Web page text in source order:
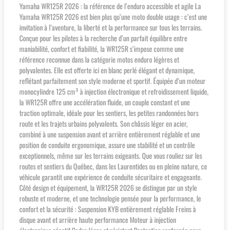
Yamaha WR125R 2026 : la référence de l’enduro accessible et agile La
Yamaha WR125R 2026 est bien plus qu’une moto double usage : c’est une
invitation à l’aventure, la liberté et la performance sur tous les terrains.
Conçue pour les pilotes à la recherche d’un parfait équilibre entre
maniabilité, confort et fiabilité, la WR125R s’impose comme une
référence reconnue dans la catégorie motos enduro légères et
polyvalentes. Elle est offerte ici en blanc perlé élégant et dynamique,
reflétant parfaitement son style moderne et sportif. Équipée d’un moteur
monocylindre 125 cm³ à injection électronique et refroidissement liquide,
la WR125R offre une accélération fluide, un couple constant et une
traction optimale, idéale pour les sentiers, les petites randonnées hors
route et les trajets urbains polyvalents. Son châssis léger en acier,
combiné à une suspension avant et arrière entièrement réglable et une
position de conduite ergonomique, assure une stabilité et un contrôle
exceptionnels, même sur les terrains exigeants. Que vous rouliez sur les
routes et sentiers du Québec, dans les Laurentides ou en pleine nature, ce
véhicule garantit une expérience de conduite sécuritaire et engageante.
Côté design et équipement, la WR125R 2026 se distingue par un style
robuste et moderne, et une technologie pensée pour la performance, le
confort et la sécurité : Suspension KYB entièrement réglable Freins à
disque avant et arrière haute performance Moteur à injection